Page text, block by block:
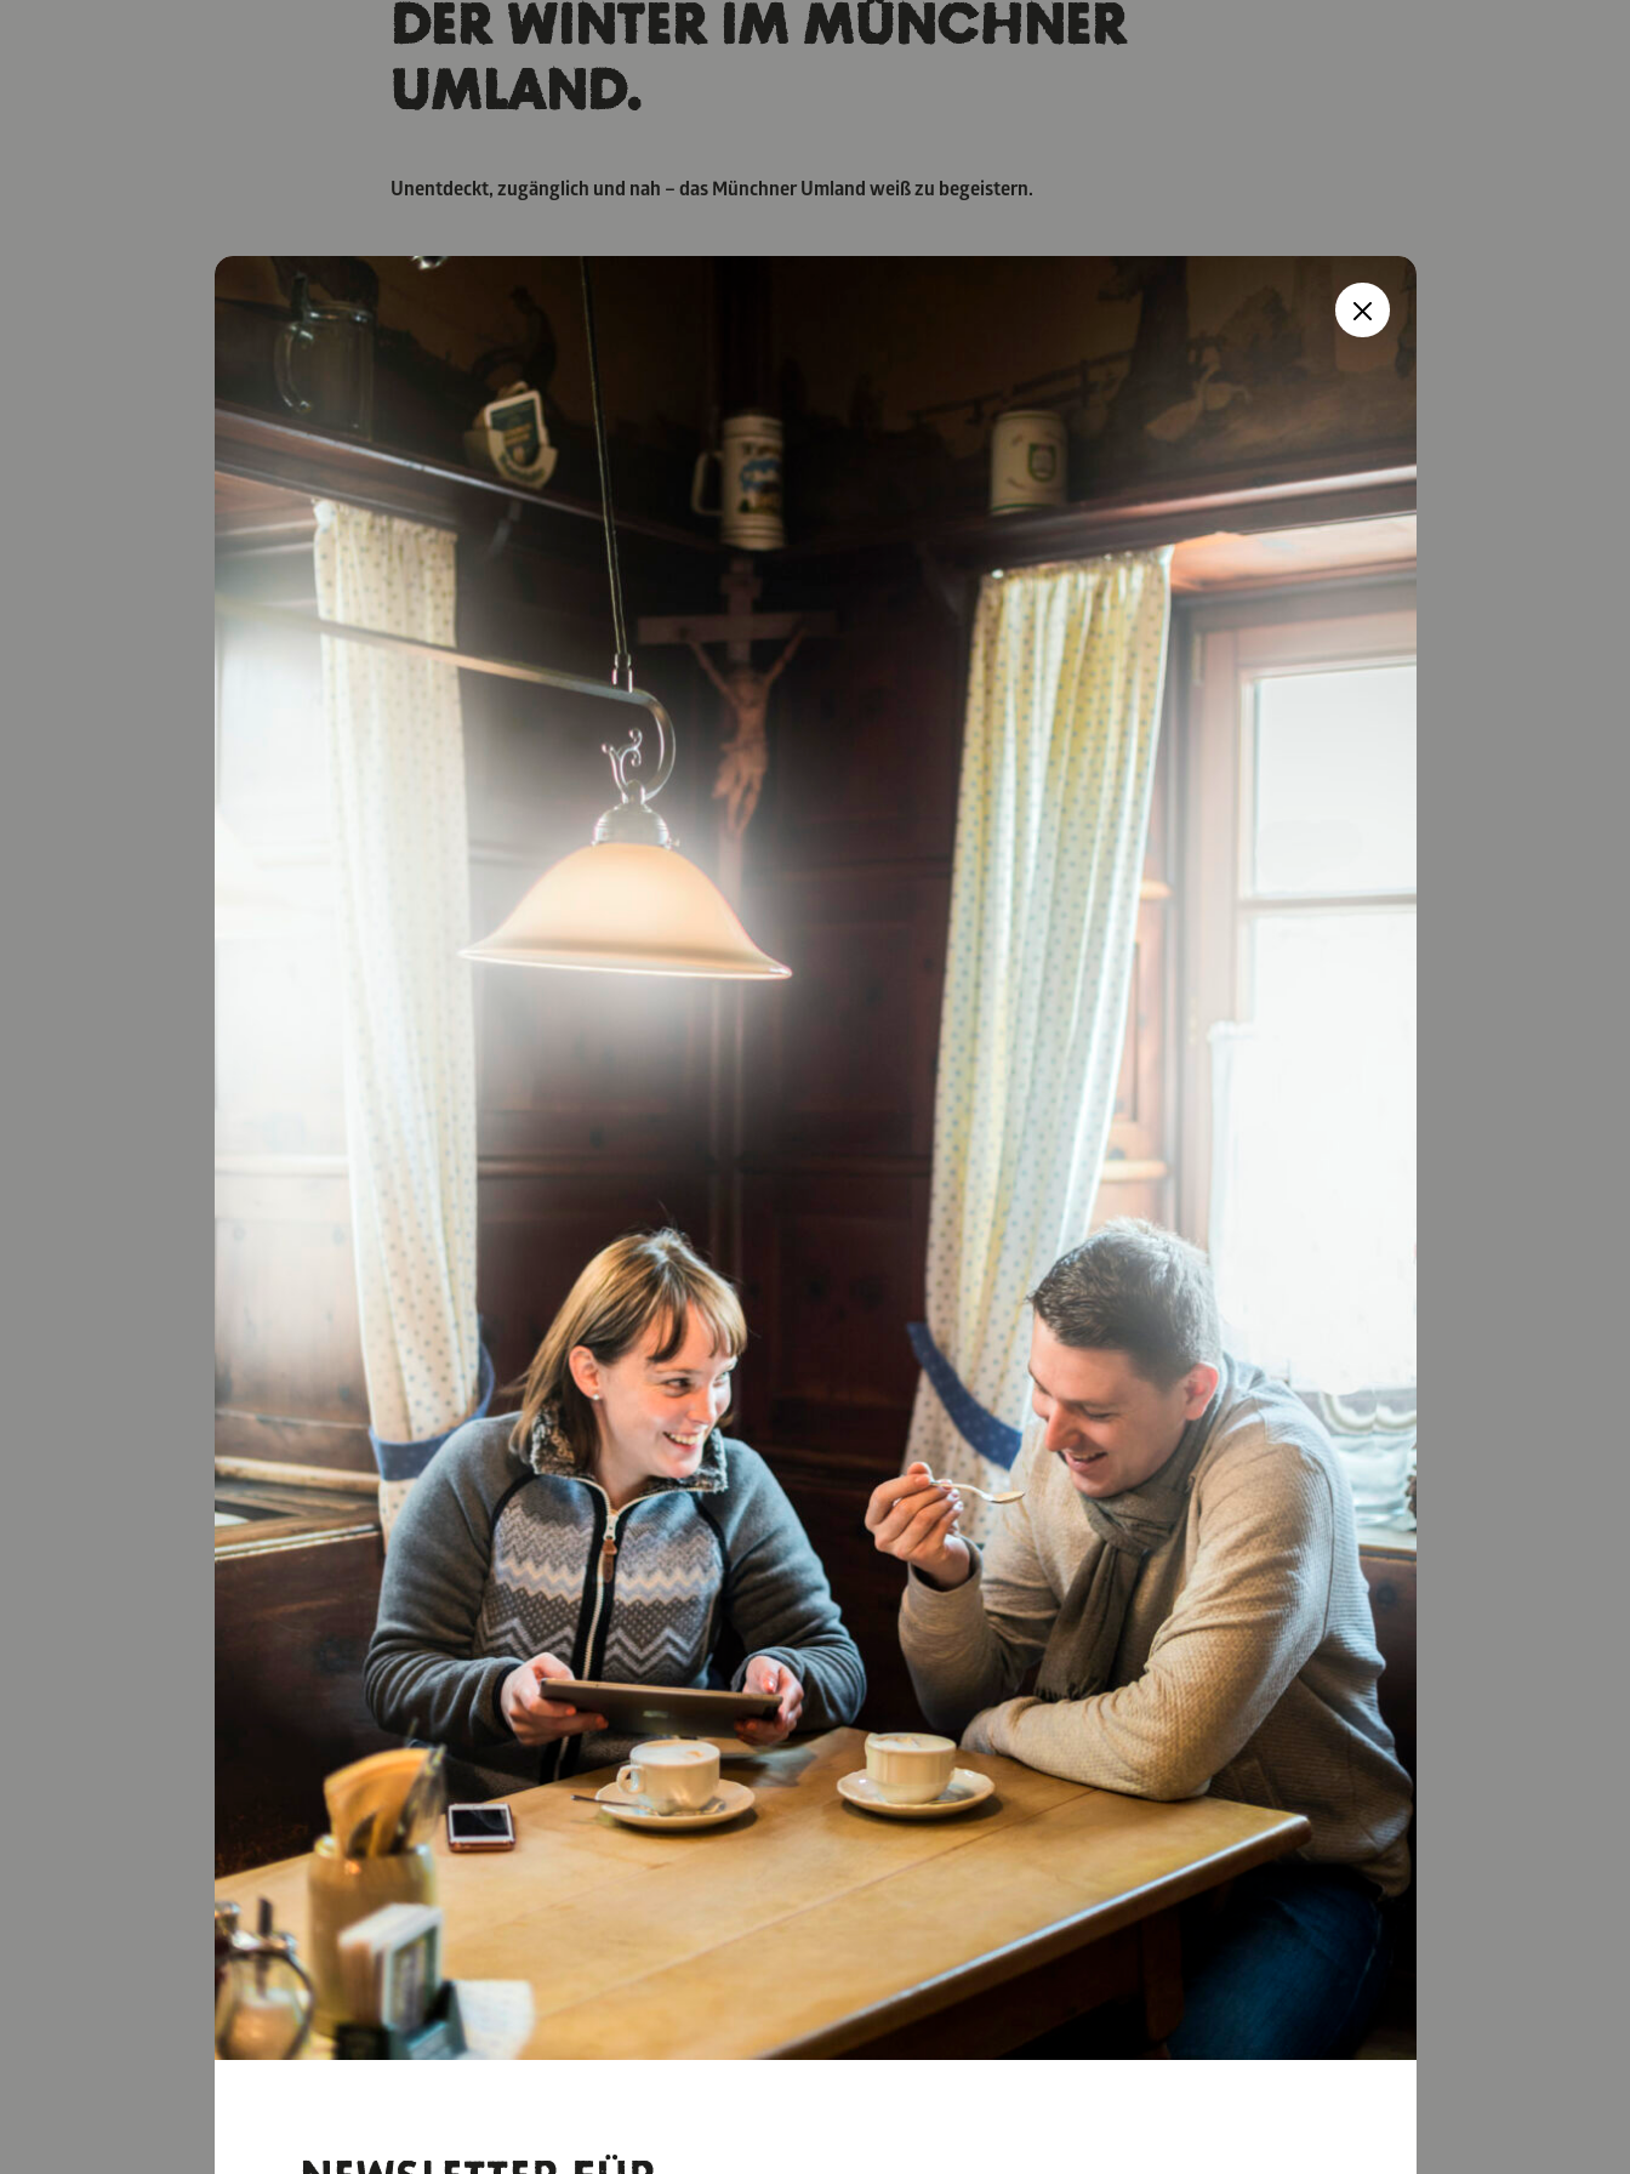
DER WINTER IM MÜNCHNER
UMLAND.
Unentdeckt, zugänglich und nah – das Münchner Umland weiß zu begeistern.
Das Münchner Umland beherbergt historische Städte, Kunstsammlungen von Weltrang und ist
optimal mit dem ÖPNV angebunden. Gerade im Winter lassen sich Aktivitäten entdecken, die man
hier gar nicht vermuten würde. Komm mit auf Entdeckungsreise ins Münchner Umland.
8 LICHTBLICKE FÜR DEN WINTER IM
MÜNCHNER UMLAND:
Traditionelle Perchtenläufe in Kirchseeon
Von Beginn der Adventszeit bis zum Dreikönigstag kreisen und tanzen alljährlich
Schreckensgestalten und Perchten mit feurigen Fackeln durch die Straßen der Gemeinde Kirchseeon.
Mit ihren schaurigen Holzmasken, zotteligen Kostümen und haarigen Umhängen machen sie noch
heute eine wilde Jagd auf böse Geister. Ihr traditioneller Lauf wird dabei mit der Melodie der
Glockenspiele und spannenden Trommeleinlagen begleitet.
https://www.oberbayern.de/event/perchten-kirchseeon/
Winterwandern durch den Ebersberger Forst
Im Münchner Umland gibt es zahlreiche Wanderwege, die gerade im Winter besonders schön sind.
Diese im Ebersberger Forst hat es uns aber angetan. Der Boden leicht gefroren, ein Knacken bei
jedem Schritt, die Bäume angereift und das Wasser gefroren. Der Atem kondensiert und es ist eine
besondere Klarheit, die hier in der Luft liegt.
www.komoot.de/tour/293081123?ref=wtd-m
Eine Alternative zum Wandern ist bei ausreichend Schneefall Langlaufen. Und das geht auf zwei
Loipen bei Ebersberg im Ebersberger Forst. Es geht vorbei an gefrorenen Seen, an Waldlichtungen
und immer wieder öffnet sich der Blick auf die Bayerischen Alpen. Das klingt doch ziemlich gut.
waldsportpark-ebersberg.de/index.php/sportangebot/skilanglauf/
Innere Ruhe finden
Die Winterzeit ist ideal um zu sich zu finden. Warum nicht auf dem Meditativen Wanderweg
InSichGehen im Dachauer Land? Über 10 km erstreckt sich die Wanderung mit Bedacht, die gerade im
Winter neue Perspektiven und Impulse entfaltet. Das ehemalige barocke Kloster Altomünster kann
Start- oder Endpunkt sein. Der Meditative Wanderweg ist perfekt per S-Bahn zu erreichen.
www.tourismus-dachauer-land.de/insichgehen/
Skifahren am Monte Kienader
Natürlich lässt sich im Münchner Umland auch Skifahren – direkt am Monte Kienader im Münchner
Norden. Mit Blick auf die Landeshauptstadt und die Bayerischen Alpen bietet der Monte Kienader
vor allem Familien leicht zugängliches Skivergnügen. Und wer sich noch stärken möchte kann den
bergeigenen Kienader Quinoa probieren.
www.monte-kienader.de/
Besuch des Weltwalds in Freising
Der Weltwald bietet auch im Winter ein Naturerlebnis besonderer Art. Auf vier verschiedenen
Themenpfaden wandeln wir durch die Kontinente und können zahlreiche Baum- und Straucharten
bewundern. Ideal für einen Familienausflug.
www.weltwald.de
Weltwald Freising (tourismus-kreis-freising.de)
Ein Stadtbummel ist im Winter immer etwas Schönes. Doch in Erding hat man sich noch einmal
Gedanken dazu gemacht und verschiedene Themenspaziergänge entwickelt. So können wir die Stadt
immer wieder neu entdecken, dem traditionellen Turmblasen beiwohnen oder den besonderen
Führungen in der staaden Zeit beiwohnen.
www.freizeitportal-erding.de/de/touren/#area=*&cat=Wanderung&filter=r-
fullyTranslatedLangus-,r-onlyOpened-,sb-sortedBy-0&ov=hiking&q=Erding